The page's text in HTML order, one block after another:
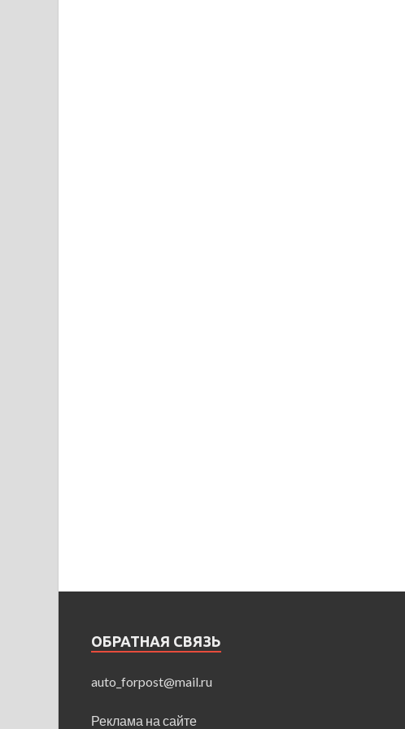
ОБРАТНАЯ СВЯЗЬ
auto_forpost@mail.ru
Реклама на сайте